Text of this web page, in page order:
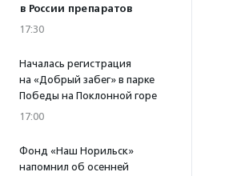
в России препаратов
17:30
Началась регистрация
на «Добрый забег» в парке
Победы на Поклонной горе
17:00
Фонд «Наш Норильск»
напомнил об осенней